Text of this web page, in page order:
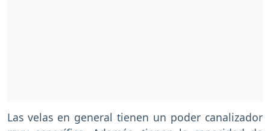
Las velas en general tienen un poder canalizador